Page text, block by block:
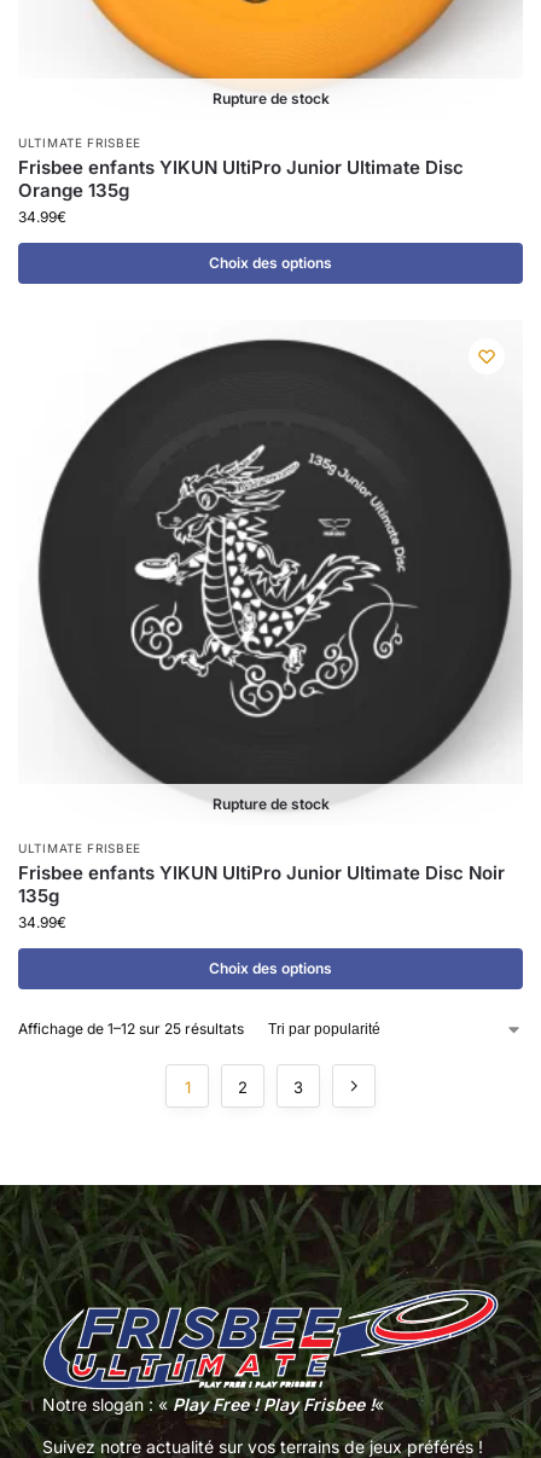
Rupture de stock
ULTIMATE FRISBEE
Frisbee enfants YIKUN UltiPro Junior Ultimate Disc
Orange 135g
34.99€
Choix des options
Rupture de stock
ULTIMATE FRISBEE
Frisbee enfants YIKUN UltiPro Junior Ultimate Disc Noir
135g
34.99€
Choix des options
Affichage de 1–12 sur 25 résultats
1 2 3
Notre slogan : « Play Free ! Play Frisbee !«
Suivez notre actualité sur vos terrains de jeux préférés !